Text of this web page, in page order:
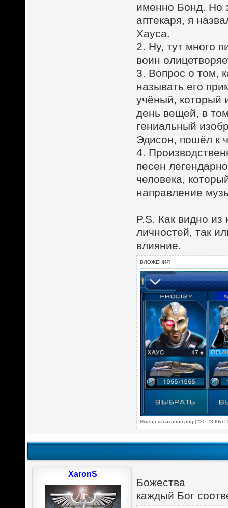
именно Бонд. Но
аптекаря, я
Хауса.
2. Ну, тут много
воин
3. Вопрос о том,
называть его
учёный, который
день вещей, в
гениальный
Эдисон, пошёл к
4.
песен
человека,
направление
P.S. Как видно
личностей, так
влияние.
ВЛОЖЕНИЯ
Имена капитанов.png (230.23 КБ)
Божества
каждый Бог
XaronS